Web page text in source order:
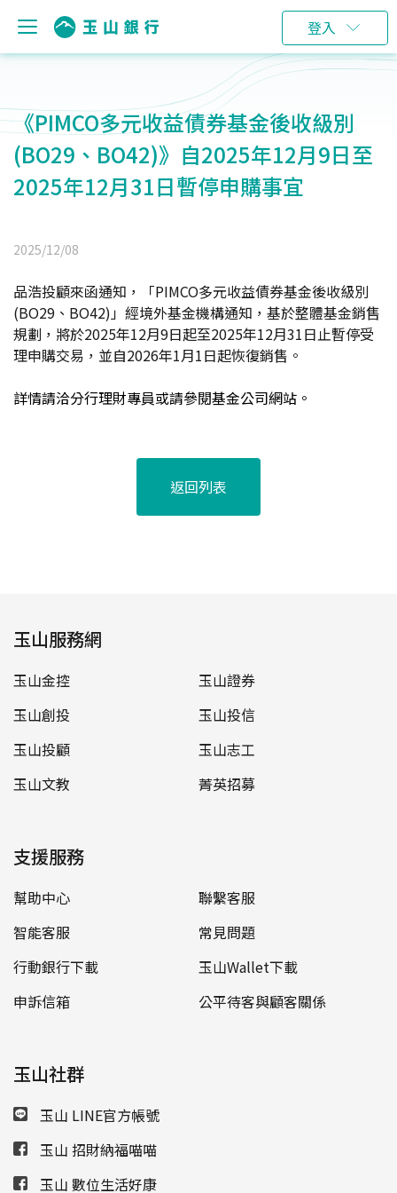
登入
《PIMCO多元收益債券基金後收級別
(BO29、BO42)》自2025年12月9日至
2025年12月31日暫停申購事宜
2025/12/08
品浩投顧來函通知，「PIMCO多元收益債券基金後收級別
(BO29、BO42)」經境外基金機構通知，基於整體基金銷售
規劃，將於2025年12月9日起至2025年12月31日止暫停受
理申購交易，並自2026年1月1日起恢復銷售。
詳情請洽分行理財專員或請參閱基金公司網站。
返回列表
玉山服務網
玉山金控
玉山證券
玉山創投
玉山投信
玉山投顧
玉山志工
玉山文教
菁英招募
支援服務
幫助中心
聯繫客服
智能客服
常見問題
行動銀行下載
玉山Wallet下載
申訴信箱
公平待客與顧客關係
玉山社群
玉山 LINE官方帳號
玉山 招財納福喵喵
玉山 數位生活好康